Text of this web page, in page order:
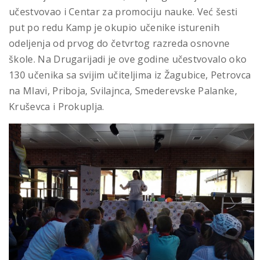
učestvovao i Centar za promociju nauke. Već šesti
put po redu Kamp je okupio učenike isturenih
odeljenja od prvog do četvrtog razreda osnovne
škole. Na Drugarijadi je ove godine učestvovalo oko
130 učenika sa svijim učiteljima iz Žagubice, Petrovca
na Mlavi, Priboja, Svilajnca, Smederevske Palanke,
Kruševca i Prokuplja.